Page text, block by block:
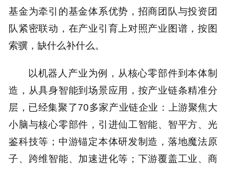
基金为牵引的基金体系优势，招商团队与投资团
队紧密联动，在产业引育上对照产业图谱，按图
索骥，缺什么补什么。
以机器人产业为例，从核心零部件到本体制
造，从具身智能到场景应用，按产业链条精准分
层，已经集聚了70多家产业链企业：上游聚焦大
小脑与核心零部件，引进仙工智能、智平方、光
鉴科技等；中游锚定本体研发制造，落地魔法原
子、跨维智能、加速进化等；下游覆盖工业、商